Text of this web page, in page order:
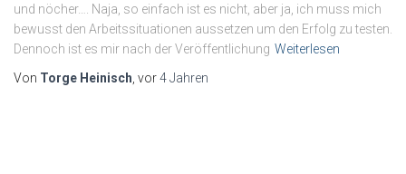
und nöcher…. Naja, so einfach ist es nicht, aber ja, ich muss mich
bewusst den Arbeitssituationen aussetzen um den Erfolg zu testen.
Dennoch ist es mir nach der Veröffentlichung Weiterlesen
Von Torge Heinisch , vor4 Jahren